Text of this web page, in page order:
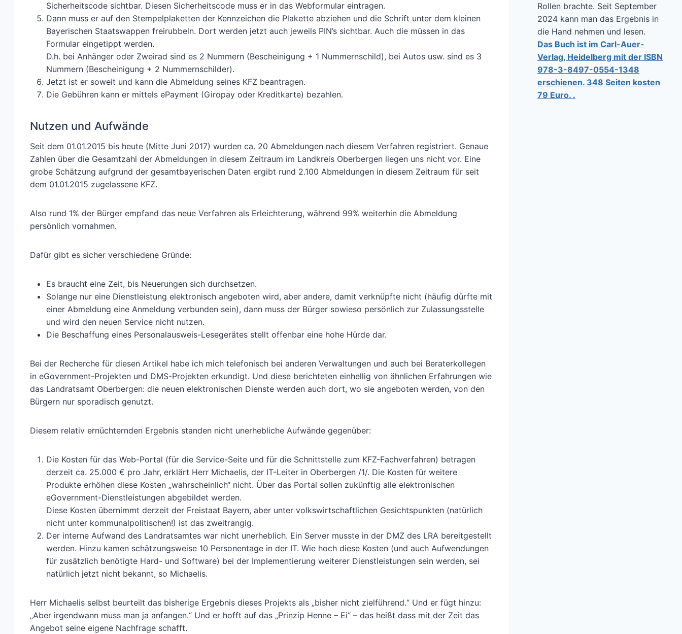
Sicherheitscode sichtbar. Diesen Sicherheitscode muss er in das Webformular eintragen.
Dann muss er auf den Stempelplaketten der Kennzeichen die Plakette abziehen und die Schrift unter dem kleinen
Bayerischen Staatswappen freirubbeln. Dort werden jetzt auch jeweils PIN’s sichtbar. Auch die müssen in das
Formular eingetippt werden.
D.h. bei Anhänger oder Zweirad sind es 2 Nummern (Bescheinigung + 1 Nummernschild), bei Autos usw. sind es 3
Nummern (Bescheinigung + 2 Nummernschilder).
Jetzt ist er soweit und kann die Abmeldung seines KFZ beantragen.
Die Gebühren kann er mittels ePayment (Giropay oder Kreditkarte) bezahlen.
Nutzen und Aufwände
Seit dem 01.01.2015 bis heute (Mitte Juni 2017) wurden ca. 20 Abmeldungen nach diesem Verfahren registriert. Genaue
Zahlen über die Gesamtzahl der Abmeldungen in diesem Zeitraum im Landkreis Oberbergen liegen uns nicht vor. Eine
grobe Schätzung aufgrund der gesamtbayerischen Daten ergibt rund 2.100 Abmeldungen in diesem Zeitraum für seit
dem 01.01.2015 zugelassene KFZ.
Also rund 1% der Bürger empfand das neue Verfahren als Erleichterung, während 99% weiterhin die Abmeldung
persönlich vornahmen.
Dafür gibt es sicher verschiedene Gründe:
Es braucht eine Zeit, bis Neuerungen sich durchsetzen.
Solange nur eine Dienstleistung elektronisch angeboten wird, aber andere, damit verknüpfte nicht (häufig dürfte mit
einer Abmeldung eine Anmeldung verbunden sein), dann muss der Bürger sowieso persönlich zur Zulassungsstelle
und wird den neuen Service nicht nutzen.
Die Beschaffung eines Personalausweis-Lesegerätes stellt offenbar eine hohe Hürde dar.
Bei der Recherche für diesen Artikel habe ich mich telefonisch bei anderen Verwaltungen und auch bei Beraterkollegen
in eGovernment-Projekten und DMS-Projekten erkundigt. Und diese berichteten einhellig von ähnlichen Erfahrungen wie
das Landratsamt Oberbergen: die neuen elektronischen Dienste werden auch dort, wo sie angeboten werden, von den
Bürgern nur sporadisch genutzt.
Diesem relativ ernüchternden Ergebnis standen nicht unerhebliche Aufwände gegenüber:
Die Kosten für das Web-Portal (für die Service-Seite und für die Schnittstelle zum KFZ-Fachverfahren) betragen
derzeit ca. 25.000 € pro Jahr, erklärt Herr Michaelis, der IT-Leiter in Oberbergen /1/. Die Kosten für weitere
Produkte erhöhen diese Kosten „wahrscheinlich“ nicht. Über das Portal sollen zukünftig alle elektronischen
eGovernment-Dienstleistungen abgebildet werden.
Diese Kosten übernimmt derzeit der Freistaat Bayern, aber unter volkswirtschaftlichen Gesichtspunkten (natürlich
nicht unter kommunalpolitischen!) ist das zweitrangig.
Der interne Aufwand des Landratsamtes war nicht unerheblich. Ein Server musste in der DMZ des LRA bereitgestellt
werden. Hinzu kamen schätzungsweise 10 Personentage in der IT. Wie hoch diese Kosten (und auch Aufwendungen
für zusätzlich benötigte Hard- und Software) bei der Implementierung weiterer Dienstleistungen sein werden, sei
natürlich jetzt nicht bekannt, so Michaelis.
Herr Michaelis selbst beurteilt das bisherige Ergebnis dieses Projekts als „bisher nicht zielführend.“ Und er fügt hinzu:
„Aber irgendwann muss man ja anfangen.“ Und er hofft auf das „Prinzip Henne – Ei“ – das heißt dass mit der Zeit das
Angebot seine eigene Nachfrage schafft.
Rollen brachte. Seit September
2024 kann man das Ergebnis in
die Hand nehmen und lesen.
Das Buch ist im Carl-Auer-
Verlag, Heidelberg mit der ISBN
978-3-8497-0554-1348
erschienen. 348 Seiten kosten
79 Euro. .